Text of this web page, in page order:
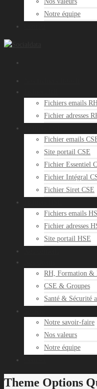
Notre équipe
Fichiers emails
Fichier adresses
Fichier emails
Site portail CSE
Fichier Essentiel
Fichier Intégral
Fichier Siret CSE
Fichiers emails
Fichier adresses
Site portail HSE
RH, Formation &
CSE & Groupes
Santé & Sécurité
Notre savoir-faire
Nos valeurs
Notre équipe
Theme Options